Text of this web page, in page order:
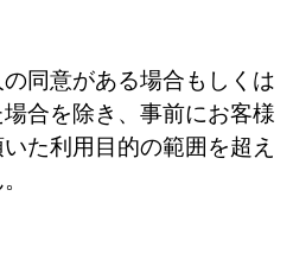
同意がある場合もしくは
合を除き、事前にお客様
た利用目的の範囲を超え